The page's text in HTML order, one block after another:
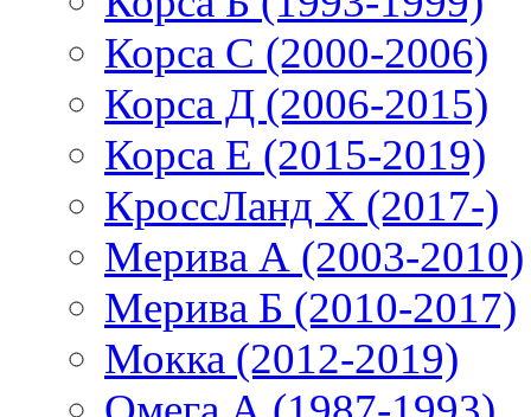
Корса С (2000-2006)
Корса Д (2006-2015)
Корса E (2015-2019)
КроссЛанд X (2017-)
Мерива А (2003-2010)
Мерива Б (2010-2017)
Мокка (2012-2019)